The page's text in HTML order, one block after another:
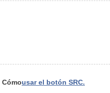
Cómousar el botón SRC.